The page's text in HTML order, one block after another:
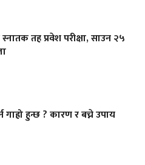
स्नातक तह प्रवेश परीक्षा, साउन २५
गाह्रो हुन्छ ? कारण र बच्ने उपाय